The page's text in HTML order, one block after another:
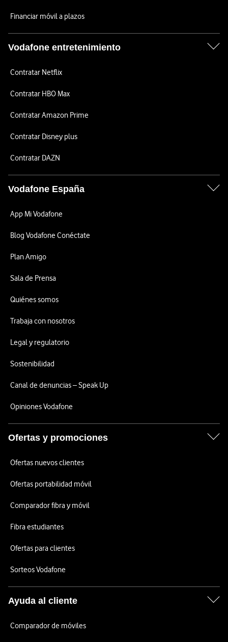
Financiar móvil a plazos
Vodafone entretenimiento
Contratar Netflix
Contratar HBO Max
Contratar Amazon Prime
Contratar Disney plus
Contratar DAZN
Vodafone España
App Mi Vodafone
Blog Vodafone Conéctate
Plan Amigo
Sala de Prensa
Quiénes somos
Trabaja con nosotros
Legal y regulatorio
Sostenibilidad
Canal de denuncias – Speak Up
Opiniones Vodafone
Ofertas y promociones
Ofertas nuevos clientes
Ofertas portabilidad móvil
Comparador fibra y móvil
Fibra estudiantes
Ofertas para clientes
Sorteos Vodafone
Ayuda al cliente
Comparador de móviles